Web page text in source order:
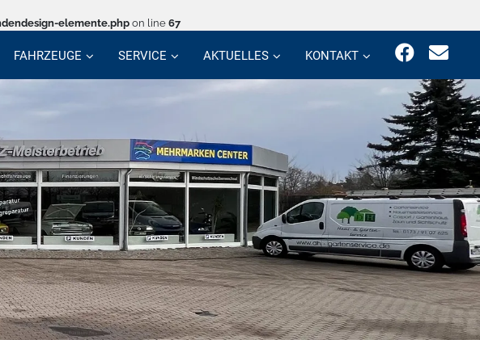
elemente.php on line 67
FAHRZEUGE SERVICE AKTUELLES KONTAKT